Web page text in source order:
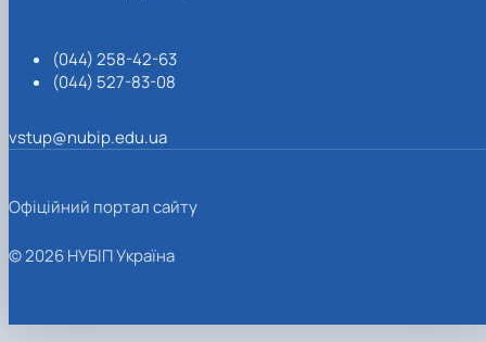
(044) 258-42-63
(044) 527-83-08
vstup@nubip.edu.ua
Офіційний портал сайту
© 2026 НУБІП Україна